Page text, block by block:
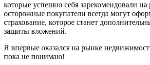
которые успешно себя зарекомендовали
осторожные покупатели всегда могут
страхование, которое станет
защиты вложений.
Я впервые оказался на рынке
пока не понимаю!